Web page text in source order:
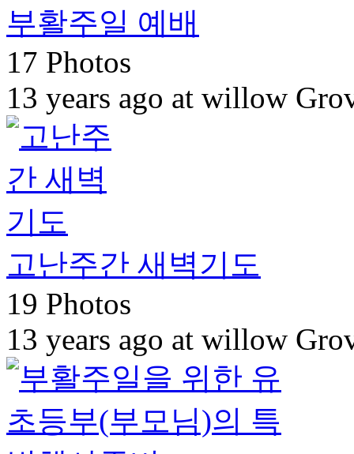
부활주일 예배
17 Photos
13 years ago at willow
고난주간 새벽기도
19 Photos
13 years ago at willow